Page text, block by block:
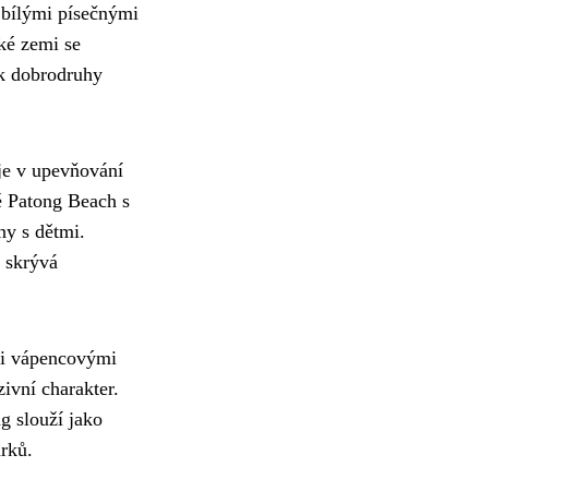
písečnými
zemi se
dobrodruhy
v upevňování
Beach s
s dětmi.
vápencovými
charakter.
slouží jako